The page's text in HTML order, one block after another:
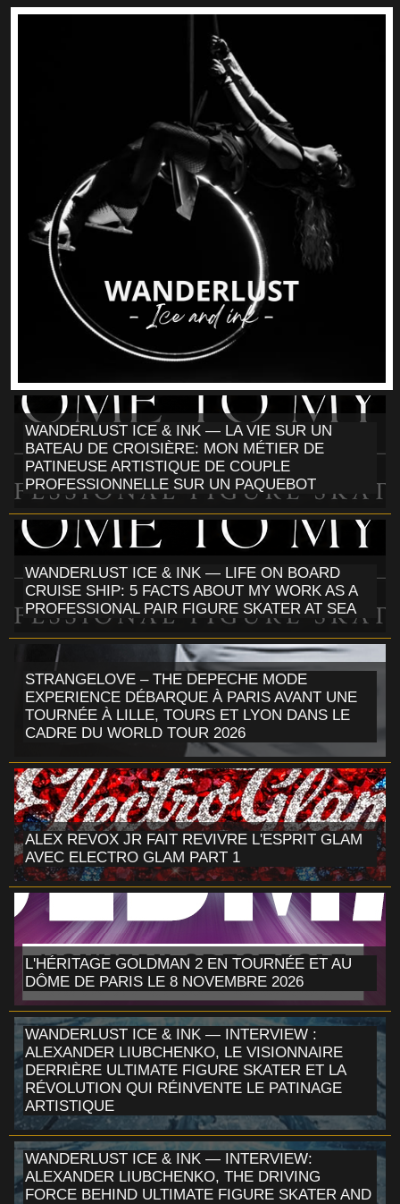
WANDERLUST ICE & INK — LA VIE SUR UN
BATEAU DE CROISIÈRE: MON MÉTIER DE
PATINEUSE ARTISTIQUE DE COUPLE
PROFESSIONNELLE SUR UN PAQUEBOT
WANDERLUST ICE & INK — LIFE ON BOARD
CRUISE SHIP: 5 FACTS ABOUT MY WORK AS A
PROFESSIONAL PAIR FIGURE SKATER AT SEA
STRANGELOVE – THE DEPECHE MODE
EXPERIENCE DÉBARQUE À PARIS AVANT UNE
TOURNÉE À LILLE, TOURS ET LYON DANS LE
CADRE DU WORLD TOUR 2026
ALEX REVOX JR FAIT REVIVRE L'ESPRIT GLAM
AVEC ELECTRO GLAM PART 1
L'HÉRITAGE GOLDMAN 2 EN TOURNÉE ET AU
DÔME DE PARIS LE 8 NOVEMBRE 2026
WANDERLUST ICE & INK — INTERVIEW :
ALEXANDER LIUBCHENKO, LE VISIONNAIRE
DERRIÈRE ULTIMATE FIGURE SKATER ET LA
RÉVOLUTION QUI RÉINVENTE LE PATINAGE
ARTISTIQUE
WANDERLUST ICE & INK — INTERVIEW:
ALEXANDER LIUBCHENKO, THE DRIVING
FORCE BEHIND ULTIMATE FIGURE SKATER AND